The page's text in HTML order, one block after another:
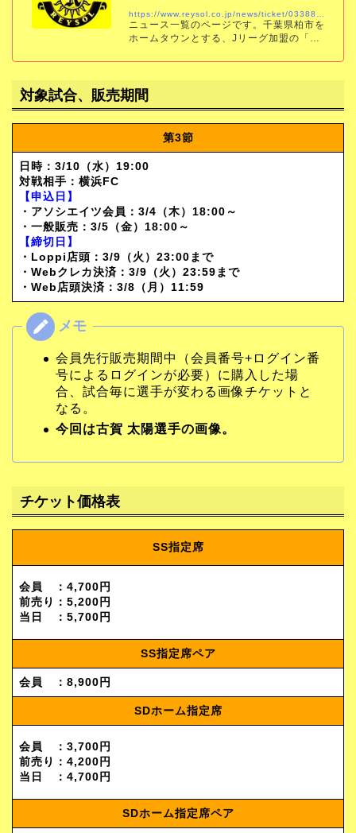
https://www.reysol.co.jp/news/ticket/033884.html
ニュース一覧のページです。千葉県柏市を
ホームタウンとする、Jリーグ加盟の「柏
スケジュール、チケット、チーム情報をい
対象試合、販売期間
第3節
日時： 3/10（水） 19:00
対戦相手：横浜FC
【申込日】
・アソシエイツ会員：3/4（木）18:00～
・一般販売：3/5（金）18:00～
【締切日】
・Loppi店頭：3/9（火）23:00まで
・Webクレカ決済：3/9（火）23:59まで
・Web店頭決済：3/8（月）11:59
会員先行販売期間中（会員番号+ログイン番
号によるログインが必要）に購入した場
合、試合毎に選手が変わる画像チケットと
なる。
今回は古賀 太陽選手の画像。
チケット価格表
SS指定席
会員 ：4,700円
前売り：5,200円
当日 ：5,700円
SS指定席ペア
会員 ：8,900円
SDホーム指定席
会員 ：3,700円
前売り：4,200円
当日 ：4,700円
SDホーム指定席ペア